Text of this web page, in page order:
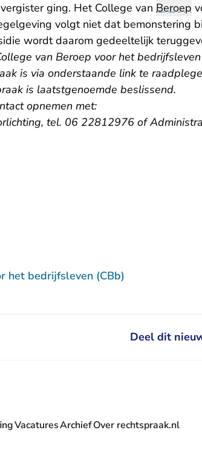
ging. Het College van Beroep
volgt niet dat bemonstering
wordt daarom gedeeltelijk
van Beroep voor het
is via onderstaande link te
is laatstgenoemde beslissend.
opnemen met:
tel. 06 22812976 of
het bedrijfsleven (CBb)
Deel dit
verlaat Rechtspraak.nl
Vacatures
- U verlaat Rechtspraak.nl
ArchiefOver rechtspraak.nl